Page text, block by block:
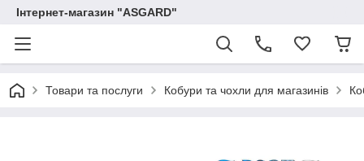
Інтернет-магазин "ASGARD"
Товари та послуги Кобури та чохли для магазинів